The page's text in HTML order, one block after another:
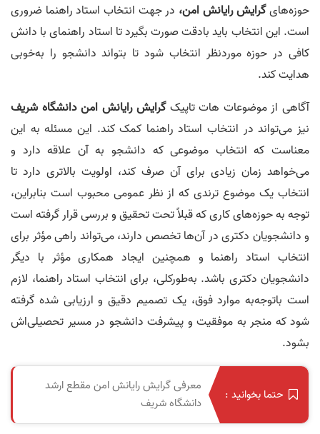
حوزه‌هایگرایش رایانش امن، در جهت انتخاب استاد راهنما ضروری
است. این انتخاب باید بادقت صورت بگیرد تا استاد راهنمای با دانش
کافی در حوزه موردنظر انتخاب شود تا بتواند دانشجو را به‌خوبی
هدایت کند.
آگاهی از موضوعات هات تاپیکگرایش رایانش امن دانشگاه شریف
نیز می‌تواند در انتخاب استاد راهنما کمک کند. این مسئله به این
معناست که انتخاب موضوعی که دانشجو به آن علاقه دارد و
می‌خواهد زمان زیادی برای آن صرف ‌کند، اولویت بالاتری دارد تا
انتخاب یک موضوع ترندی که از نظر عمومی محبوب است بنابراین،
توجه به حوزه‌های کاری که قبلاً تحت تحقیق و بررسی قرار گرفته‌ است
و دانشجویان دکتری در آن‌ها تخصص دارند، می‌تواند راهی مؤثر برای
انتخاب استاد راهنما و همچنین ایجاد همکاری مؤثر با دیگر
دانشجویان دکتری باشد. به‌طورکلی، برای انتخاب استاد راهنما، لازم
است باتوجه‌به موارد فوق، یک تصمیم دقیق و ارزیابی شده گرفته
شود که منجر به موفقیت و پیشرفت دانشجو در مسیر تحصیلی‌اش
بشود.
حتما بخوانید :
معرفی گرایش رایانش امن مقطع ارشد
دانشگاه شریف